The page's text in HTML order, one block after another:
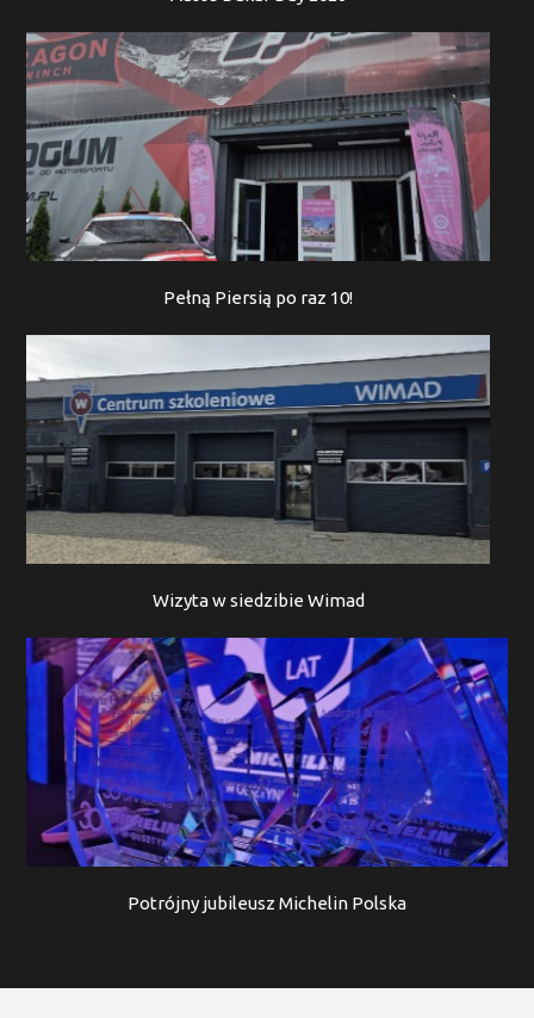
Pełną Piersią po raz 10!
Wizyta w siedzibie Wimad
Potrójny jubileusz Michelin Polska